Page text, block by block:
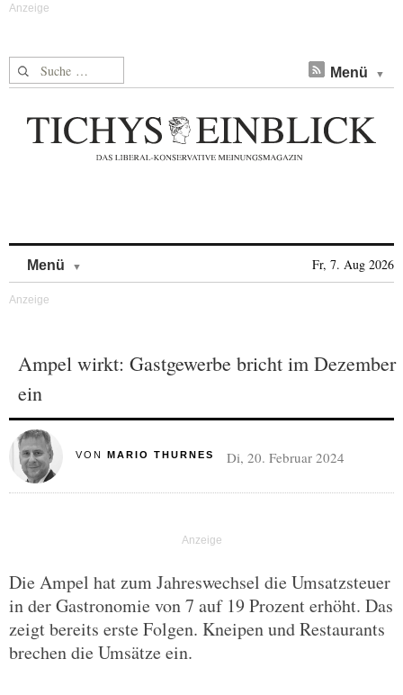
Suche nach: Menü
Menü Fr, 7. Aug 2026
Ampel wirkt: Gastgewerbe bricht im Dezember
ein
VON MARIO THURNES Di, 20. Februar 2024
Die Ampel hat zum Jahreswechsel die Umsatzsteuer
in der Gastronomie von 7 auf 19 Prozent erhöht. Das
zeigt bereits erste Folgen. Kneipen und Restaurants
brechen die Umsätze ein.